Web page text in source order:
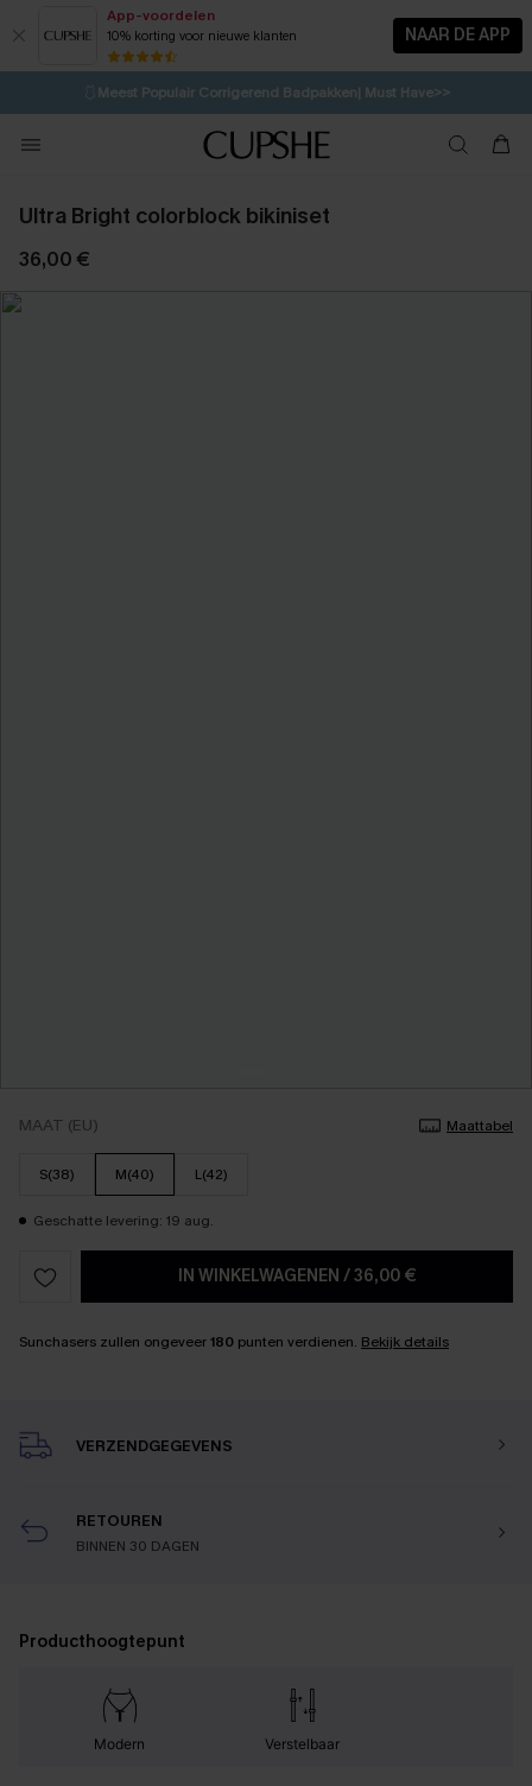
App-voordelen
10% korting voor nieuwe klanten NAAR DE APP
⚡️LAATSTE KANS | Tot 50% korting>>
🩱Meest Populair Corrigerend Badpakken| Must Have>>
💌Abonneer je & ontvang tot 15% korting>>
Koop 3, krijg 15% korting | CODE: SW15
Ultra Bright colorblock bikiniset
36,00 €
MAAT (EU) Maattabel
S(38) M(40) L(42)
Geschatte levering: 19 aug.
IN WINKELWAGENEN /36,00 €
Sunchasers zullen ongeveer180 punten verdienen. Bekijk details
VERZENDGEGEVENS
RETOUREN
BINNEN 30 DAGEN
Producthoogtepunt
Modern Verstelbaar